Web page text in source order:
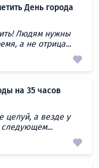
День города
Людям нужны
а не отрица...
на 35 часов
целуй, а везде у
следующем...